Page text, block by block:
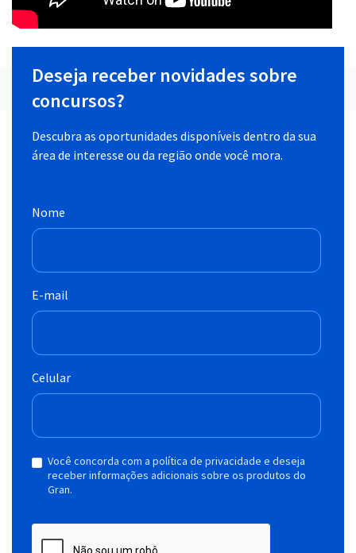
Deseja receber novidades sobre
concursos?
Descubra as oportunidades disponíveis dentro da sua
área de interesse ou da região onde você mora.
Nome
E-mail
Celular
Você concorda com a política de privacidade e deseja
receber informações adicionais sobre os produtos do
Gran.